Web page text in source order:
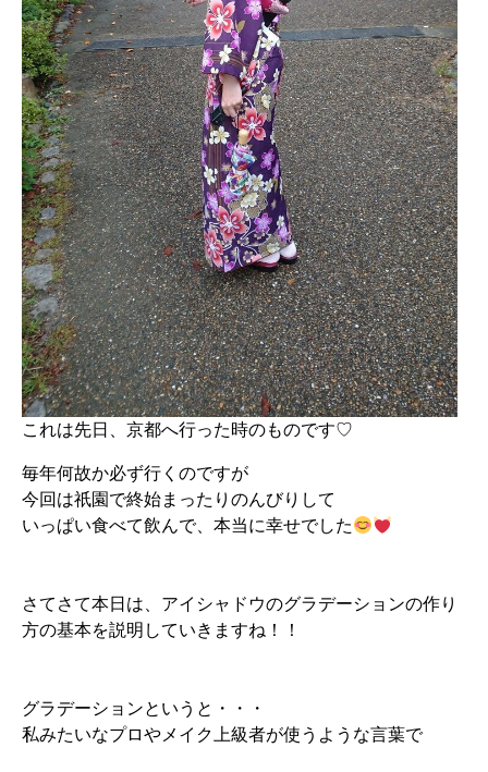
これは先日、京都へ行った時のものです♡
毎年何故か必ず行くのですが
今回は祇園で終始まったりのんびりして
いっぱい食べて飲んで、本当に幸せでした
さてさて本日は、アイシャドウのグラデーションの作り
方の基本を説明していきますね！！
グラデーションというと・・・
私みたいなプロやメイク上級者が使うような言葉で